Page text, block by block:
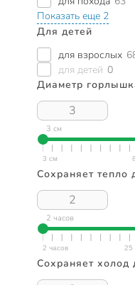
Показать еще 2
Для детей
для взрослых
для детей 0
Диаметр
3 см
Сохраняет тепло
2 часов
Сохраняет холод